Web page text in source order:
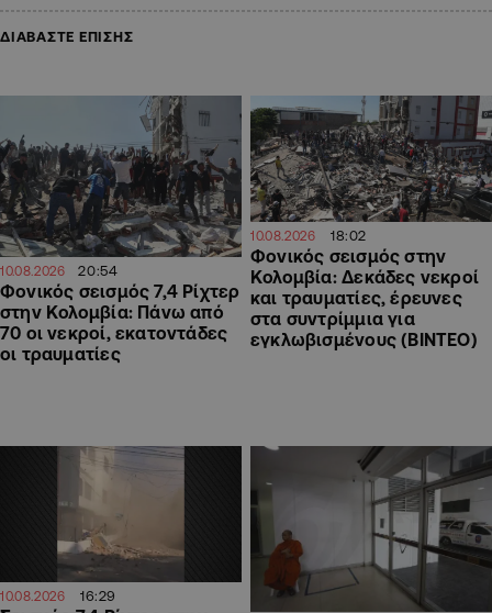
ΔΙΑΒΑΣΤΕ ΕΠΙΣΗΣ
10.08.2026 20:54
Φονικός σεισμός 7,4 Ρίχτερ
στην Κολομβία: Πάνω από
70 οι νεκροί, εκατοντάδες
οι τραυματίες
10.08.2026 18:02
Φονικός σεισμός στην
Κολομβία: Δεκάδες νεκροί
και τραυματίες, έρευνες
στα συντρίμμια για
εγκλωβισμένους (ΒΙΝΤΕΟ)
10.08.2026 16:29